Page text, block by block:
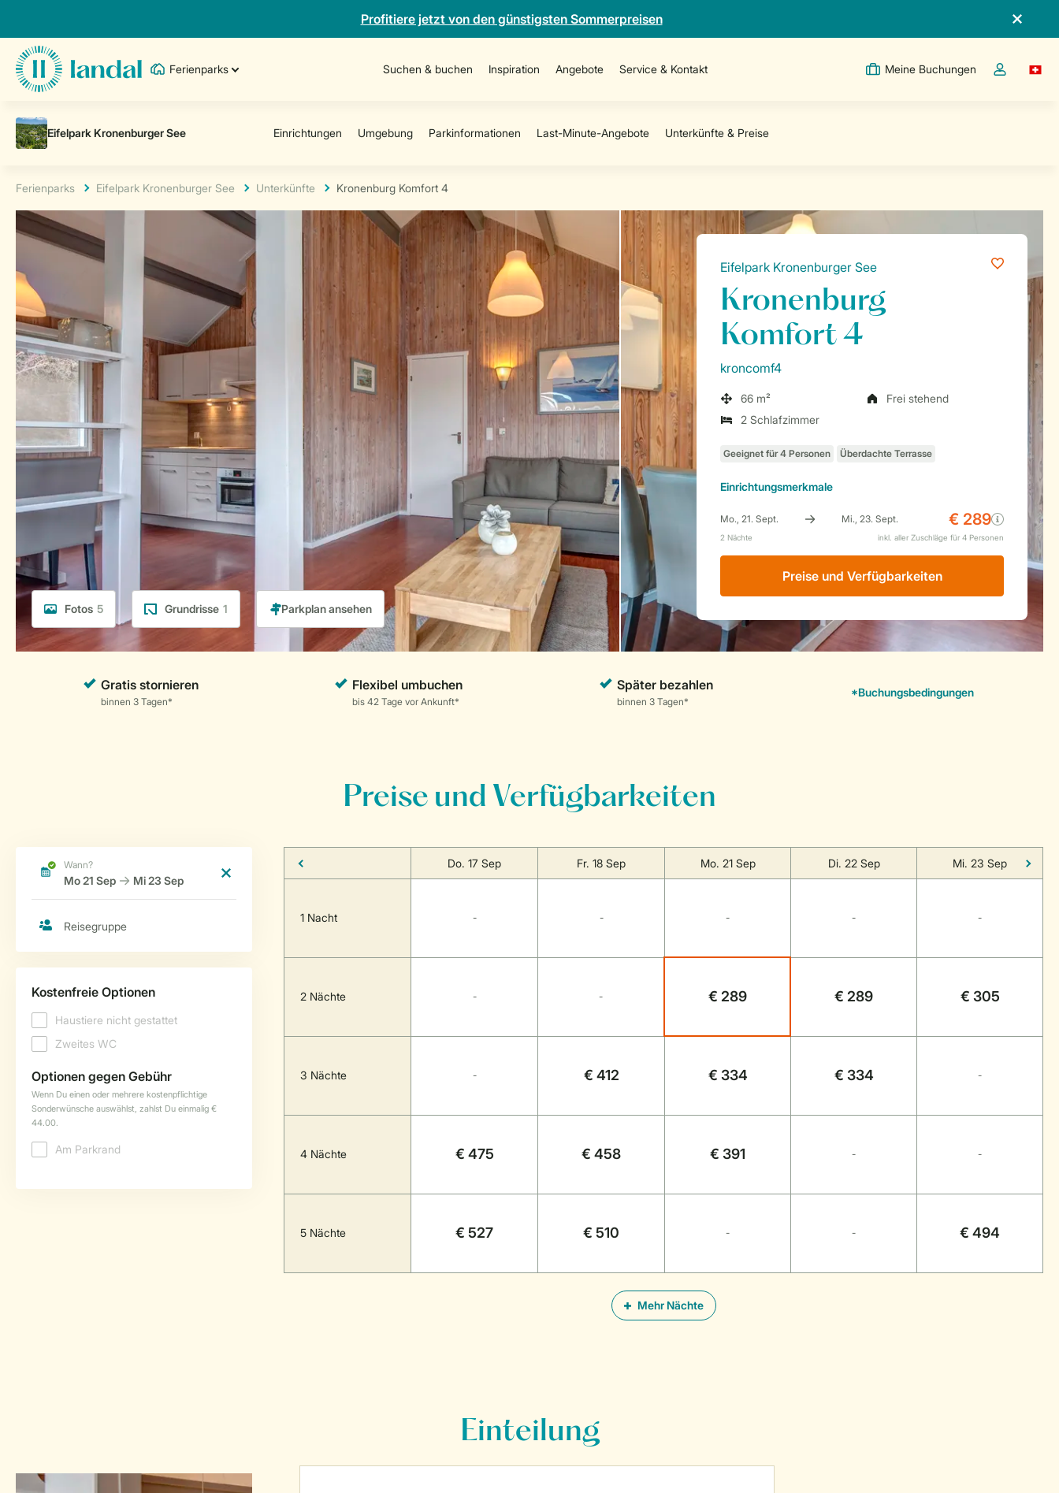
Profitiere jetzt von den günstigsten Sommerpreisen
Ferienparks Suchen & buchen Inspiration Angebote Service & Kontakt Meine Buchungen
Dropdown-
Ferienparks Eifelpark Kronenburger See Unterkünfte Kronenburg Komfort 4
Fotos 5 Grundrisse 1
Eifelpark Kronenburger See
Kronenburg
Komfort 4
kroncomf4
66 m²
Frei stehend
2 Schlafzimmer
Einrichtungsmerkmale
Preise und Verfügbarkeiten
Preise und Verfügbarkeiten
Mehr Nächte
Do. 17 Sep Fr. 18 Sep Mo. 21 Sep Di. 22 Sep Mi. 23 Sep
1 Nacht - - - - -
2 Nächte - - € 289 € 289 € 305
3 Nächte - € 412 € 334 € 334 -
4 Nächte € 475 € 458 € 391 - -
5 Nächte € 527 € 510 - - € 494
Einteilung